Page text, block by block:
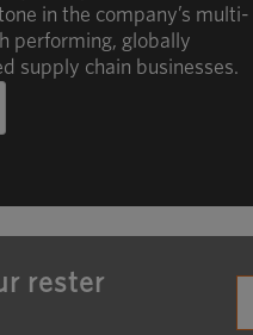
in the company’s multi-
performing, globally
supply chain businesses.
rester